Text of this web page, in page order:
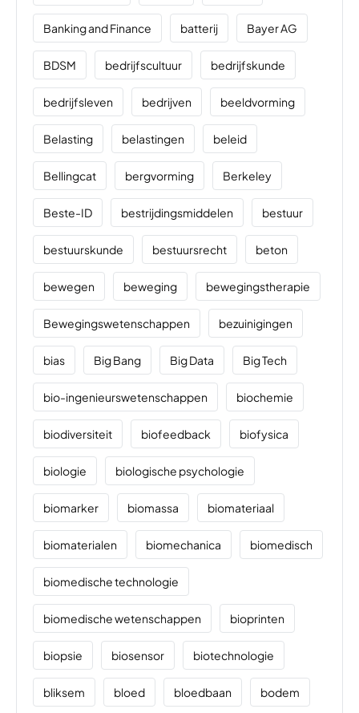
Banking and Finance batterij Bayer AG
BDSM bedrijfscultuur bedrijfskunde
bedrijfsleven bedrijven beeldvorming
Belasting belastingen beleid
Bellingcat bergvorming Berkeley
Beste-ID bestrijdingsmiddelen bestuur
bestuurskunde bestuursrecht beton
bewegen beweging bewegingstherapie
Bewegingswetenschappen bezuinigingen
bias Big Bang Big Data Big Tech
bio-ingenieurswetenschappen biochemie
biodiversiteit biofeedback biofysica
biologie biologische psychologie
biomarker biomassa biomateriaal
biomaterialen biomechanica biomedisch
biomedische technologie
biomedische wetenschappen bioprinten
biopsie biosensor biotechnologie
bliksem bloed bloedbaan bodem